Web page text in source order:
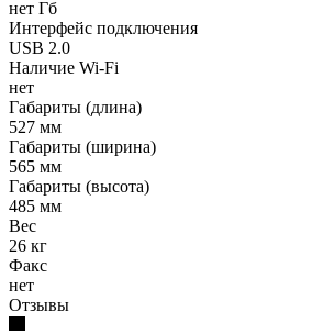
нет Гб
Интерфейс подключения
USB 2.0
Наличие Wi-Fi
нет
Габариты (длина)
527 мм
Габариты (ширина)
565 мм
Габариты (высота)
485 мм
Вес
26 кг
Факс
нет
Отзывы